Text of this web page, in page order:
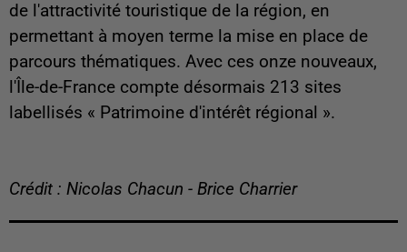
de l'attractivité touristique de la région, en
permettant à moyen terme la mise en place de
parcours thématiques. Avec ces onze nouveaux,
l'Île-de-France compte désormais 213 sites
labellisés « Patrimoine d'intérêt régional ».
Crédit : Nicolas Chacun - Brice Charrier